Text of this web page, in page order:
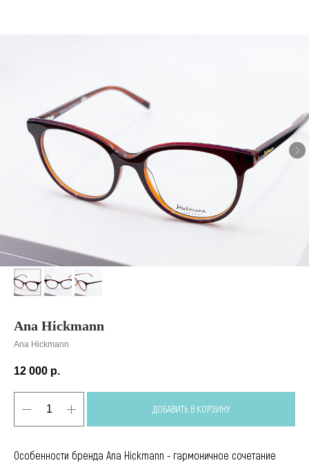
Ana Hickmann
Ana Hickmann
12 000 р.
ДОБАВИТЬ В КОРЗИНУ
Особенности бренда Ana Hickmann - гармоничное сочетание